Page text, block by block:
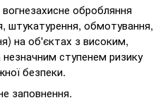
обробляння
штукатурення, обмотування,
на об'єктах з високим,
незначним ступенем ризику
безпеки.
заповнення.